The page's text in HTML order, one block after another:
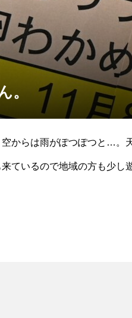
。
からは雨がぽつぽつと…。
ているので地域の方も少し